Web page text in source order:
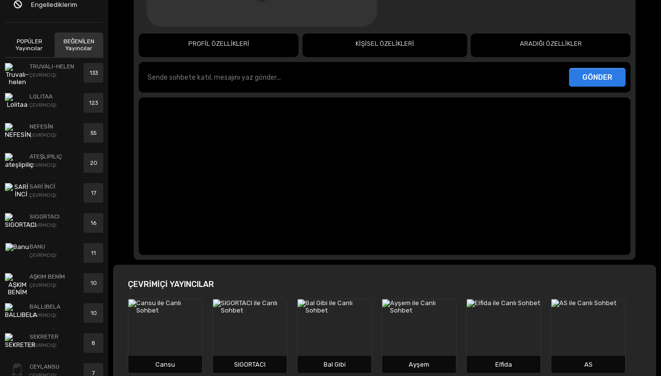
Engellediklerim
POPÜLER
Yayıncılar
BEĞENİLEN
Yayıncılar
TRUVALI-HELEN
ÇEVRİMDIŞI 133
LOLITAA
ÇEVRİMDIŞI 123
NEFESİN
ÇEVRİMDIŞI 55
ATEŞLIPILIÇ
ÇEVRİMDIŞI 20
SARİ İNCİ
ÇEVRİMDIŞI 17
SIGORTACI
ÇEVRİMDIŞI 16
BANU
ÇEVRİMDIŞI 11
AŞKIM BENİM
ÇEVRİMDIŞI 10
BALLIBELA
ÇEVRİMDIŞI 10
SEKRETER
ÇEVRİMDIŞI 8
CEYLANSU
7
PROFİL ÖZELLİKLERİ KİŞİSEL ÖZELİKLERİ ARADIĞI ÖZELLİKLER
ÇEVRİMİÇİ YAYINCILAR
Cansu SIGORTACI Bal Gibi Ayşem Elfida AS